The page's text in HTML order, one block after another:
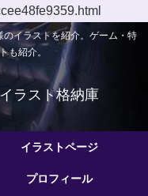
イラストを紹介。ゲーム・特
も紹介。
ラスト格納庫
イラストページ
プロフィール